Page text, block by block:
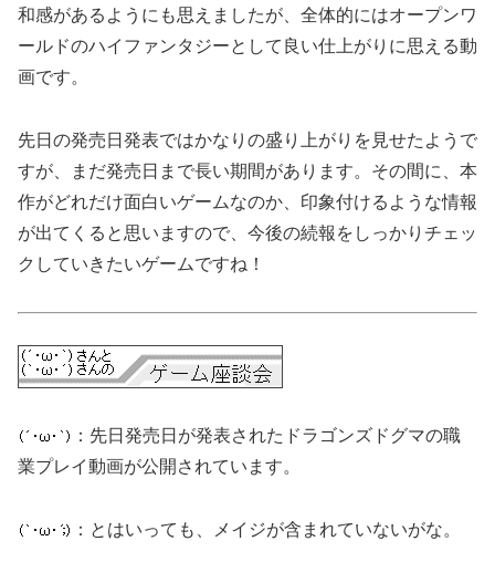
和感があるようにも思えましたが、全体的にはオープンワ
ールドのハイファンタジーとして良い仕上がりに思える動
画です。
先日の発売日発表ではかなりの盛り上がりを見せたようで
すが、まだ発売日まで長い期間があります。その間に、本
作がどれだけ面白いゲームなのか、印象付けるような情報
が出てくると思いますので、今後の続報をしっかりチェッ
クしていきたいゲームですね！
：先日発売日が発表されたドラゴンズドグマの職
業プレイ動画が公開されています。
：とはいっても、メイジが含まれていないがな。